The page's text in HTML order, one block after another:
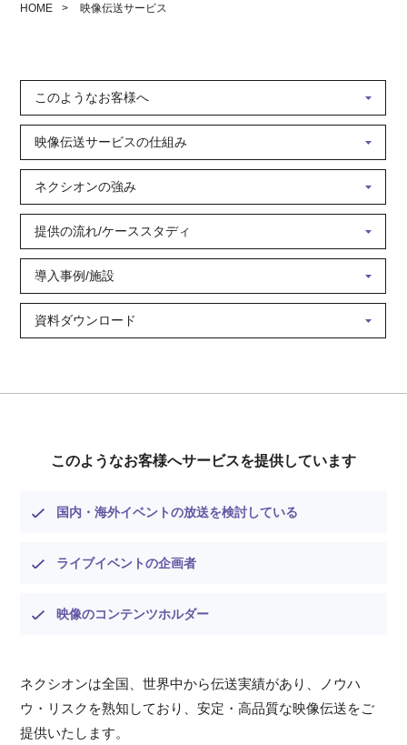
HOME 映像伝送サービス
このようなお客様へ
映像伝送サービスの仕組み
ネクシオンの強み
提供の流れ/ケーススタディ
導入事例/施設
資料ダウンロード
このようなお客様へサービスを提供しています
国内・海外イベントの放送を検討している
ライブイベントの企画者
映像のコンテンツホルダー
ネクシオンは全国、世界中から伝送実績があり、ノウハ
ウ・リスクを熟知しており、安定・高品質な映像伝送をご
提供いたします。